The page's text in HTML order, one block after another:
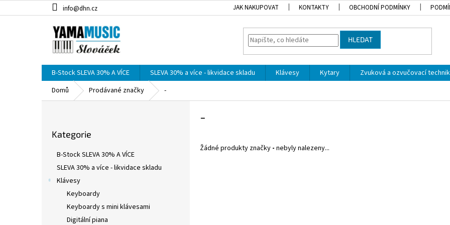
na
info@dhn.cz JAK NAKUPOVAT KONTAKTY OBCHODNÍ PODMÍNKY
HLEDAT
B-Stock SLEVA 30% A VÍCE SLEVA 30% a více - likvidace skladu Klávesy Kytary Zvuková a ozvučovací
Domů
Prodávané značky -
kategorie
Kategorie
B-Stock SLEVA 30% A VÍCE
SLEVA 30% a více - likvidace skladu
Klávesy
Keyboardy
Keyboardy s mini klávesami
Digitální piana
-
Žádné produkty značky - nebyly nalezeny...